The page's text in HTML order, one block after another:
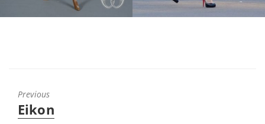
Previous
Eikon